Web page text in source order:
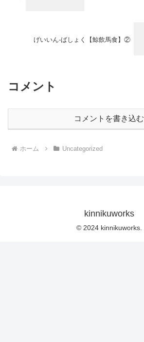
げいいん-ばしょく【鯨飲馬食】②
コメント
コメントを書き込む
ホーム Uncategorized
kinnikuworks
© 2024 kinnikuworks.